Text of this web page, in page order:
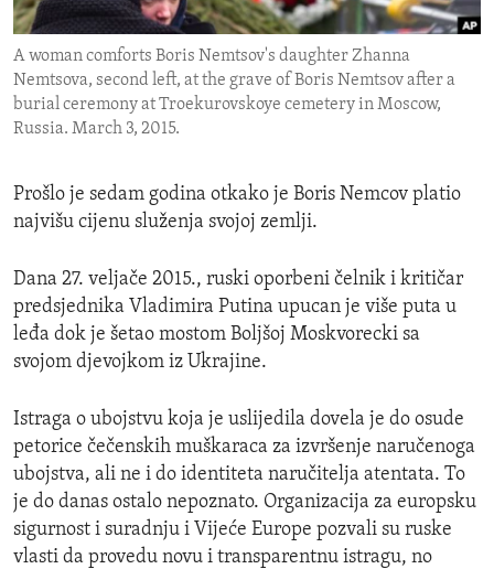
ENVIRONMENT AND HEALTH
IDEALS AND INSTITUTIONS
A woman comforts Boris Nemtsov's daughter Zhanna
Nemtsova, second left, at the grave of Boris Nemtsov after a
burial ceremony at Troekurovskoye cemetery in Moscow,
Russia. March 3, 2015.
Prošlo je sedam godina otkako je Boris Nemcov platio
najvišu cijenu služenja svojoj zemlji.
Dana 27. veljače 2015., ruski oporbeni čelnik i kritičar
predsjednika Vladimira Putina upucan je više puta u
leđa dok je šetao mostom Boljšoj Moskvorecki sa
svojom djevojkom iz Ukrajine.
Istraga o ubojstvu koja je uslijedila dovela je do osude
petorice čečenskih muškaraca za izvršenje naručenoga
ubojstva, ali ne i do identiteta naručitelja atentata. To
je do danas ostalo nepoznato. Organizacija za europsku
sigurnost i suradnju i Vijeće Europe pozvali su ruske
vlasti da provedu novu i transparentnu istragu, no